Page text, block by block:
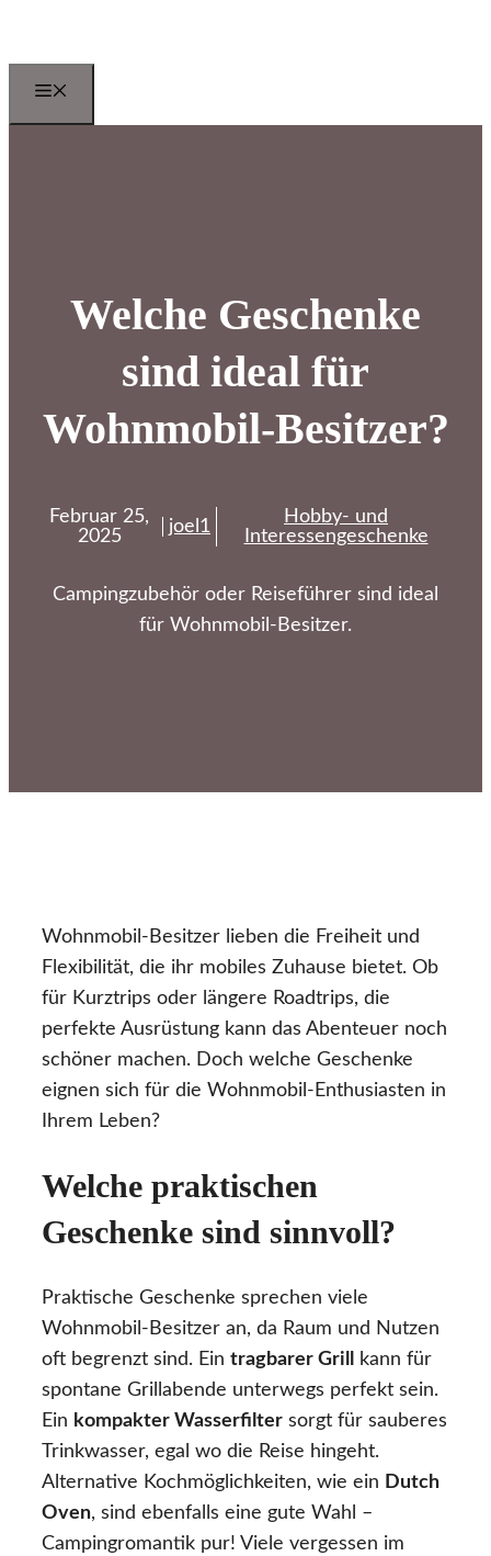
springen
Welche Geschenke
sind ideal für
Wohnmobil-Besitzer?
Februar 25,
2025
joel1
Hobby- und
Interessengeschenke
Campingzubehör oder Reiseführer sind ideal
für Wohnmobil-Besitzer.
Wohnmobil-Besitzer lieben die Freiheit und
Flexibilität, die ihr mobiles Zuhause bietet. Ob
für Kurztrips oder längere Roadtrips, die
perfekte Ausrüstung kann das Abenteuer noch
schöner machen. Doch welche Geschenke
eignen sich für die Wohnmobil-Enthusiasten in
Ihrem Leben?
Welche praktischen
Geschenke sind sinnvoll?
Praktische Geschenke sprechen viele
Wohnmobil-Besitzer an, da Raum und Nutzen
oft begrenzt sind. Ein tragbarer Grill
kann für
spontane Grillabende unterwegs perfekt sein.
Ein kompakter Wasserfilter sorgt für sauberes
Trinkwasser, egal wo die Reise hingeht.
Alternative Kochmöglichkeiten, wie ein Dutch
Oven, sind ebenfalls eine gute Wahl –
Campingromantik pur! Viele vergessen im